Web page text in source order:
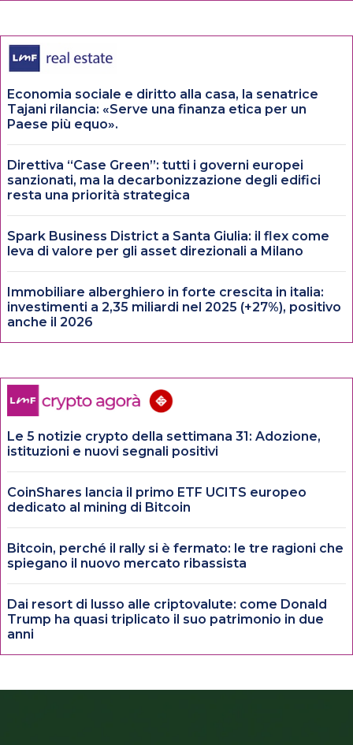
Economia sociale e diritto alla casa, la senatrice
Tajani rilancia: «Serve una finanza etica per un
Paese più equo».
Direttiva “Case Green”: tutti i governi europei
sanzionati, ma la decarbonizzazione degli edifici
resta una priorità strategica
Spark Business District a Santa Giulia: il flex come
leva di valore per gli asset direzionali a Milano
Immobiliare alberghiero in forte crescita in italia:
investimenti a 2,35 miliardi nel 2025 (+27%), positivo
anche il 2026
Le 5 notizie crypto della settimana 31: Adozione,
istituzioni e nuovi segnali positivi
CoinShares lancia il primo ETF UCITS europeo
dedicato al mining di Bitcoin
Bitcoin, perché il rally si è fermato: le tre ragioni che
spiegano il nuovo mercato ribassista
Dai resort di lusso alle criptovalute: come Donald
Trump ha quasi triplicato il suo patrimonio in due
anni